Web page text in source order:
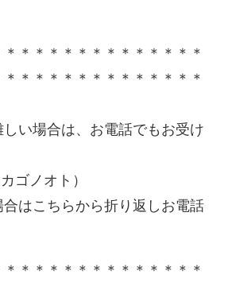
＊＊＊＊＊＊＊＊＊＊＊＊＊
＊＊＊＊＊＊＊＊＊＊＊＊＊
い場合は、お電話でもお受け
ゴノオト）
はこちらから折り返しお電話
＊＊＊＊＊＊＊＊＊＊＊＊＊